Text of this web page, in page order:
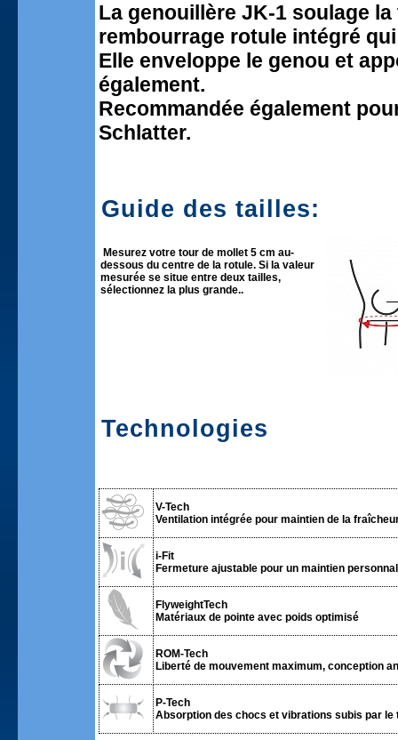
La genouillère JK-1 soulage
rembourrage rotule intégré
Elle enveloppe le genou et
également.
Recommandée également
Schlatter.
Guide des tailles:
Mesurez votre tour de mollet 5 cm au-
dessous du centre de la rotule. Si la valeur
mesurée se situe entre deux tailles,
sélectionnez la plus grande..
Technologies
V-Tech
Ventilation intégrée pour maintien de la
i-Fit
Fermeture ajustable pour un maintien
FlyweightTech
Matériaux de pointe avec poids optimisé
ROM-Tech
Liberté de mouvement maximum, conception
P-Tech
Absorption des chocs et vibrations subis par le